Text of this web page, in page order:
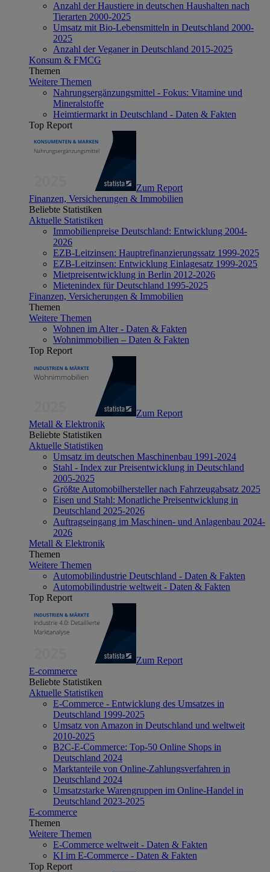
Anzahl der Haustiere in deutschen Haushalten nach
Tierarten 2000-2025
Umsatz mit Bio-Lebensmitteln in Deutschland 2000-
2025
Anzahl der Veganer in Deutschland 2015-2025
Konsum & FMCG
Themen
Weitere Themen
Nahrungsergänzungsmittel - Fokus: Vitamine und
Mineralstoffe
Heimtiermarkt in Deutschland - Daten & Fakten
Top Report
Zum Report
Finanzen, Versicherungen & Immobilien
Beliebte Statistiken
Aktuelle Statistiken
Immobilienpreise Deutschland: Entwicklung 2004-
2026
EZB-Leitzinsen: Hauptrefinanzierungssatz 1999-2025
EZB-Leitzinsen: Entwicklung Einlagesatz 1999-2025
Mietpreisentwicklung in Berlin 2012-2026
Mietenindex für Deutschland 1995-2025
Finanzen, Versicherungen & Immobilien
Themen
Weitere Themen
Wohnen im Alter - Daten & Fakten
Wohnimmobilien – Daten & Fakten
Top Report
Zum Report
Metall & Elektronik
Beliebte Statistiken
Aktuelle Statistiken
Umsatz im deutschen Maschinenbau 1991-2024
Stahl - Index zur Preisentwicklung in Deutschland
2005-2025
Größte Automobilhersteller nach Fahrzeugabsatz 2025
Eisen und Stahl: Monatliche Preisentwicklung in
Deutschland 2025-2026
Auftragseingang im Maschinen- und Anlagenbau 2024-
2026
Metall & Elektronik
Themen
Weitere Themen
Automobilindustrie Deutschland - Daten & Fakten
Automobilindustrie weltweit - Daten & Fakten
Top Report
Zum Report
E-commerce
Beliebte Statistiken
Aktuelle Statistiken
E-Commerce - Entwicklung des Umsatzes in
Deutschland 1999-2025
Umsatz von Amazon in Deutschland und weltweit
2010-2025
B2C-E-Commerce: Top-50 Online Shops in
Deutschland 2024
Marktanteile von Online-Zahlungsverfahren in
Deutschland 2024
Umsatzstarke Warengruppen im Online-Handel in
Deutschland 2023-2025
E-commerce
Themen
Weitere Themen
E-Commerce weltweit - Daten & Fakten
KI im E-Commerce - Daten & Fakten
Top Report